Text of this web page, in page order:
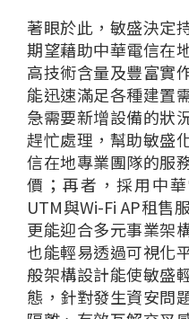
著眼於此， 敏盛決定
期望藉助中華電信在
高技術含量及豐富實
能迅速滿足各種建置
急需要新增設備的狀
趕忙處理 ， 幫助敏盛
信在地專業團隊的服
價 ； 再者， 採用中
UTM與Wi-Fi AP租售
更能迎合多元事業架
也能輕易透過可視化
般架構設計能使敏盛
態，針對發生資安問